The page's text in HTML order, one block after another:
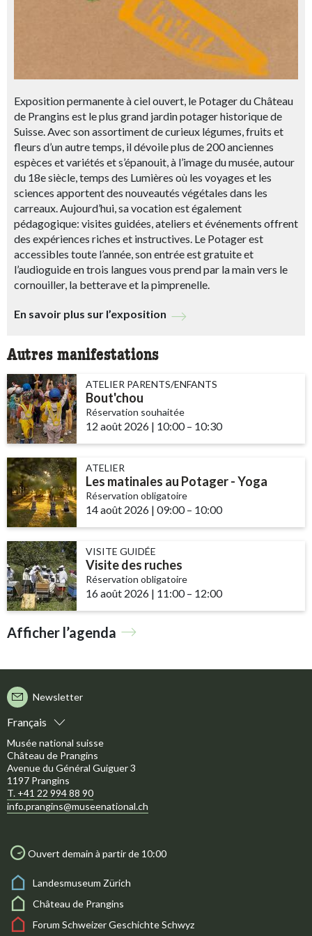
Exposition permanente à ciel ouvert, le Potager du Château
de Prangins est le plus grand jardin potager historique de
Suisse. Avec son assortiment de curieux légumes, fruits et
fleurs d’un autre temps, il dévoile plus de 200 anciennes
espèces et variétés et s’épanouit, à l’image du musée, autour
du 18e siècle, temps des Lumières où les voyages et les
sciences apportent des nouveautés végétales dans les
carreaux. Aujourd’hui, sa vocation est également
pédagogique: visites guidées, ateliers et événements offrent
des expériences riches et instructives. Le Potager est
accessibles toute l’année, son entrée est gratuite et
l’audioguide en trois langues vous prend par la main vers le
cornouiller, la betterave et la pimprenelle.
En savoir plus sur l’exposition
Autres manifestations
ATELIER PARENTS/ENFANTS
Bout'chou
Réservation souhaitée
12 août 2026 | 10:00accessibility.time_to
– 10:30
ATELIER
Les matinales au Potager - Yoga
Réservation obligatoire
14 août 2026 |09:00accessibility.time_to
– 10:00
VISITE GUIDÉE
Visite des ruches
Réservation obligatoire
16 août 2026 | 11:00accessibility.time_to
– 12:00
Afficher l’agenda
Français
Newsletter
Musée national suisse
Château de Prangins
Avenue du Général Guiguer 3
1197 Prangins
T. +41 22 994 88 90
info.prangins@museenational.ch
Ouvert demain à partir de 10:00
Landesmuseum Zürich
Château de Prangins
Forum Schweizer Geschichte Schwyz